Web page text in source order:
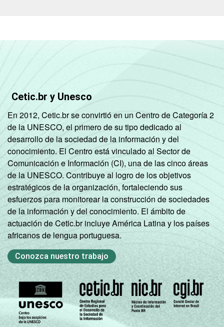
Cetic.br y Unesco
En 2012, Cetic.br se convirtió en un Centro de Categoría 2
de la UNESCO, el primero de su tipo dedicado al
desarrollo de la sociedad de la información y del
conocimiento. El Centro está vinculado al Sector de
Comunicación e Información (CI), una de las cinco áreas
de la UNESCO. Contribuye al logro de los objetivos
estratégicos de la organización, fortaleciendo sus
esfuerzos para monitorear la construcción de sociedades
de la información y del conocimiento. El ámbito de
actuación de Cetic.br incluye América Latina y los países
africanos de lengua portuguesa.
Conozca nuestro trabajo